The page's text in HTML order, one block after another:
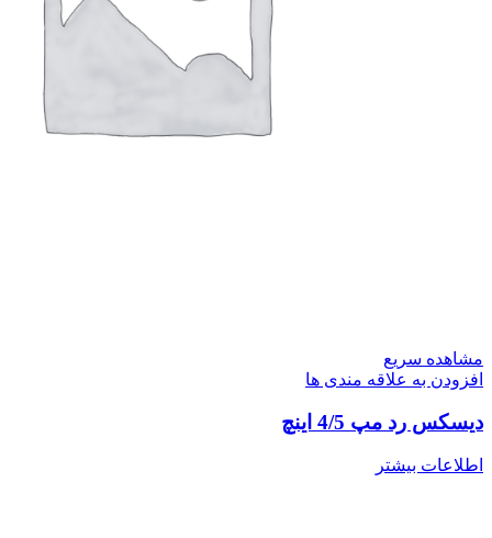
مشاهده سریع
افزودن به علاقه مندی ها
دیسکس رد مپ 4/5 اینچ
اطلاعات بیشتر